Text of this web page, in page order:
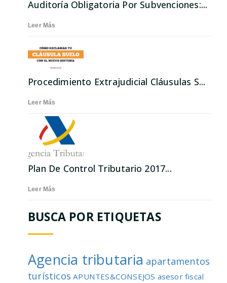
Auditoría Obligatoria Por Subvenciones:...
Leer Más
Procedimiento Extrajudicial Cláusulas S...
Leer Más
Plan De Control Tributario 2017...
Leer Más
BUSCA POR ETIQUETAS
Agencia tributaria apartamentos
turísticos APUNTES&CONSEJOS asesor fiscal